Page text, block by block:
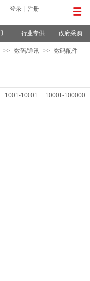
登录 注册
行业专供 政府采购
>> 数码/通讯 >> 数码配件
1001-10001
10001-100000